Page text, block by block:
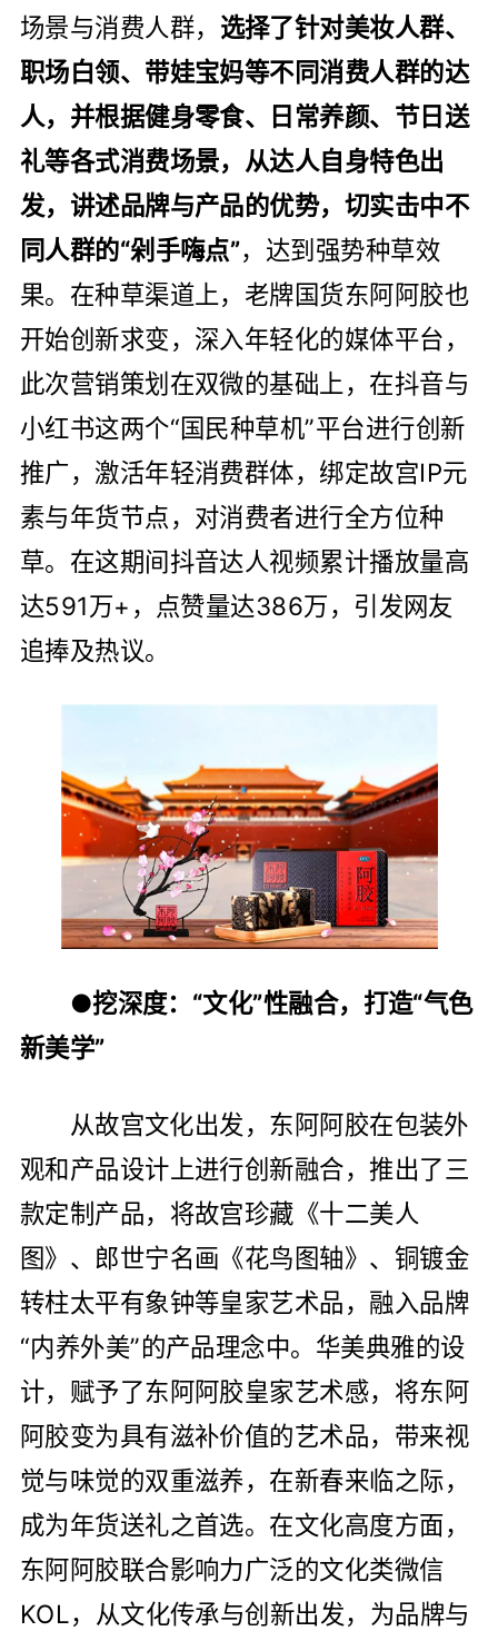
场景与消费人群， 选择了针对美妆人群、
职场白领、带娃宝妈等不同消费人群的达
人，并根据健身零食、日常养颜、节日送
礼等各式消费场景，从达人自身特色出
发，讲述品牌与产品的优势，切实击中不
同人群的“剁手嗨点”，达到强势种草效
果。在种草渠道上，老牌国货东阿阿胶也
开始创新求变，深入年轻化的媒体平台，
此次营销策划在双微的基础上，在抖音与
小红书这两个“国民种草机”平台进行创新
推广，激活年轻消费群体，绑定故宫IP元
素与年货节点，对消费者进行全方位种
草。在这期间抖音达人视频累计播放量高
达591万+，点赞量达386万，引发网友
追捧及热议。
●挖深度：“文化”性融合，打造“气色
新美学”
从故宫文化出发，东阿阿胶在包装外
观和产品设计上进行创新融合，推出了三
款定制产品，将故宫珍藏《十二美人
图》、郎世宁名画《花鸟图轴》、铜镀金
转柱太平有象钟等皇家艺术品，融入品牌
“内养外美”的产品理念中。华美典雅的设
计，赋予了东阿阿胶皇家艺术感，将东阿
阿胶变为具有滋补价值的艺术品，带来视
觉与味觉的双重滋养，在新春来临之际，
成为年货送礼之首选。在文化高度方面，
东阿阿胶联合影响力广泛的文化类微信
KOL，从文化传承与创新出发，为品牌与